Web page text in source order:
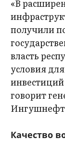
«В
получили
власть
условия
говорит
Качество